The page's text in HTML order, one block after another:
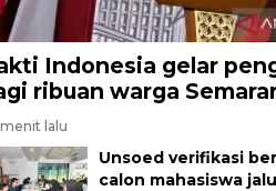
Indonesia gelar
ribuan warga
lalu
Unsoed verifikasi
calon mahasiswa